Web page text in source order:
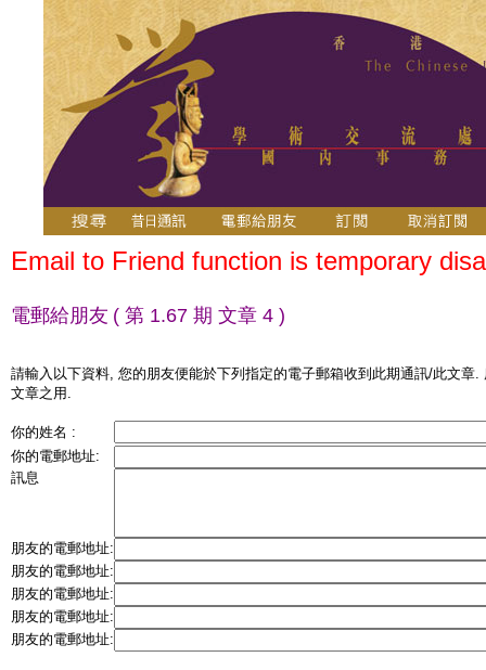
Email to Friend function is temporary
電郵給朋友 ( 第 1.67 期 文章 4 )
請輸入以下資料, 您的朋友便能於下列指定的電子郵箱收到此期通訊/此文章
文章之用.
你的姓名 :
你的電郵地址:
訊息
朋友的電郵地址:
朋友的電郵地址:
朋友的電郵地址:
朋友的電郵地址:
朋友的電郵地址: